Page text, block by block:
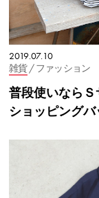
2019.07.10
雑貨/ ファッション
普段使いなら
ショッピング